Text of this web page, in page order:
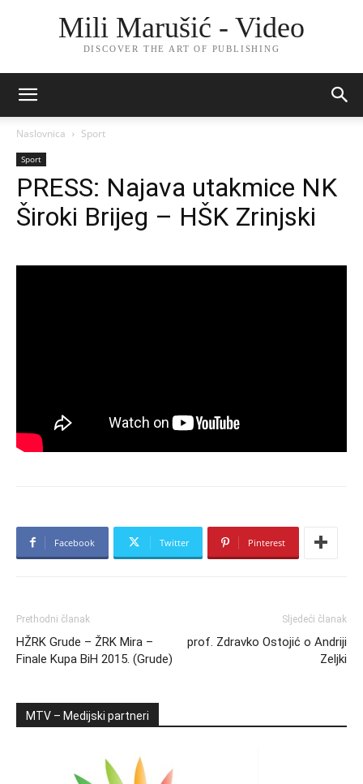
Mili Marušić - Video
DISCOVER THE ART OF PUBLISHING
Naslovnica Sport
Sport
PRESS: Najava utakmice NK
Široki Brijeg – HŠK Zrinjski
Facebook Twitter Pinterest
Prethodni članak
HŽRK Grude – ŽRK Mira –
Finale Kupa BiH 2015. (Grude)
Sljedeći članak
prof. Zdravko Ostojić o Andriji
Zeljki
MTV – Medijski partneri